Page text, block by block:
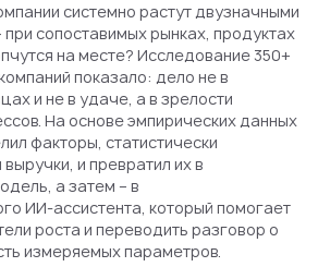
системно растут двузначными
сопоставимых рынках, продуктах
на месте? Исследование 350+
показало: дело не в
и не в удаче, а в зрелости
На основе эмпирических данных
факторы, статистически
и превратил их в
а затем – в
ИИ-ассистента, который помогает
роста и переводить разговор о
измеряемых параметров.